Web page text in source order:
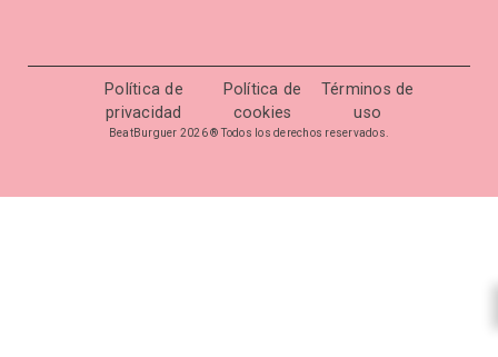
Política de
privacidad
Política de
cookies
Términos de
uso
BeatBurguer 2026 ® Todos los derechos reservados.